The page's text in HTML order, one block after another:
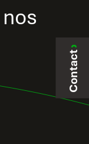
Contact